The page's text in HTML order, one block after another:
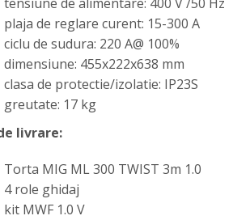
plaja de reglare curent: 15-300 A
ciclu de sudura: 220 A@ 100%
dimensiune: 455x222x638 mm
clasa de protectie/izolatie: IP23S
greutate: 17 kg
livrare:
Torta MIG ML 300 TWIST 3m 1.0
4 role ghidaj
kit MWF 1.0 V